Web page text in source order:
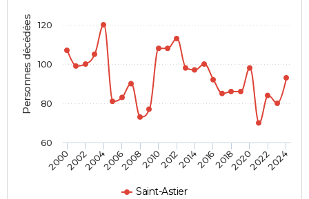
Personnes décédées
Saint-Astier
2000200220042006200820102012201420162018202020222024
60
80
100
120